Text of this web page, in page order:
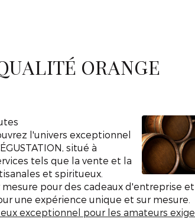
ORANGE
l'univers exceptionnel
situé à
tels que la vente et la
et spiritueux.
pour des cadeaux d'entreprise
une expérience unique et sur mesure.
exceptionnel pour les amateurs